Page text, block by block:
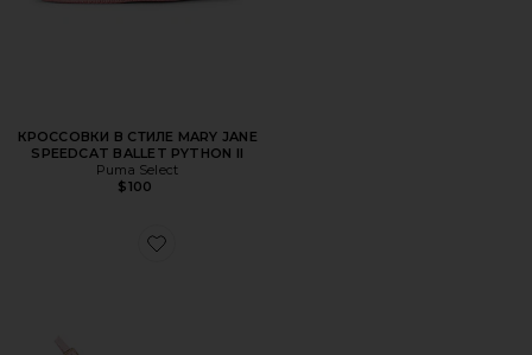
КРОССОВКИ В СТИЛЕ MARY JANE
SPEEDCAT BALLET PYTHON II
Puma Select
$100
Favorite ТУФЛИ НА КАБЛУКЕ CINDY SLINGBACK